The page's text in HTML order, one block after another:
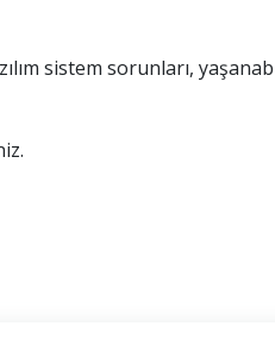
sistem sorunları,